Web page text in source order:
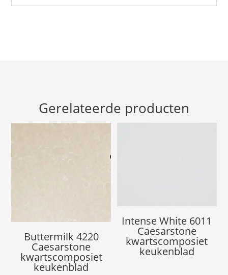
Gerelateerde producten
Buttermilk 4220
Caesarstone
kwartscomposiet
keukenblad
Intense White 6011
Caesarstone
kwartscomposiet
keukenblad